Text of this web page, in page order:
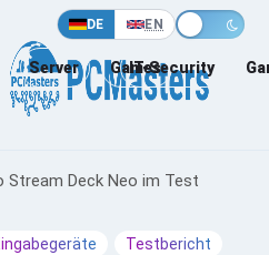
DE EN
Server Games
IT-Security
Stream Deck Neo im Test
Testbericht